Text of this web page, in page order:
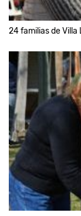
24 familias de Villa